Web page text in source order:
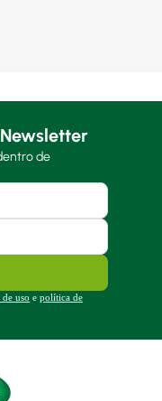
de
de uso e política de